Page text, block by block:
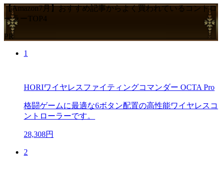
【Amazon7月】おすすめ記事からよく買われているコントロ
ーラーTOP4
PR
1
HORIワイヤレスファイティングコマンダー OCTA Pro
格闘ゲームに最適な6ボタン配置の高性能ワイヤレスコ
ントローラーです。
28,308円
2